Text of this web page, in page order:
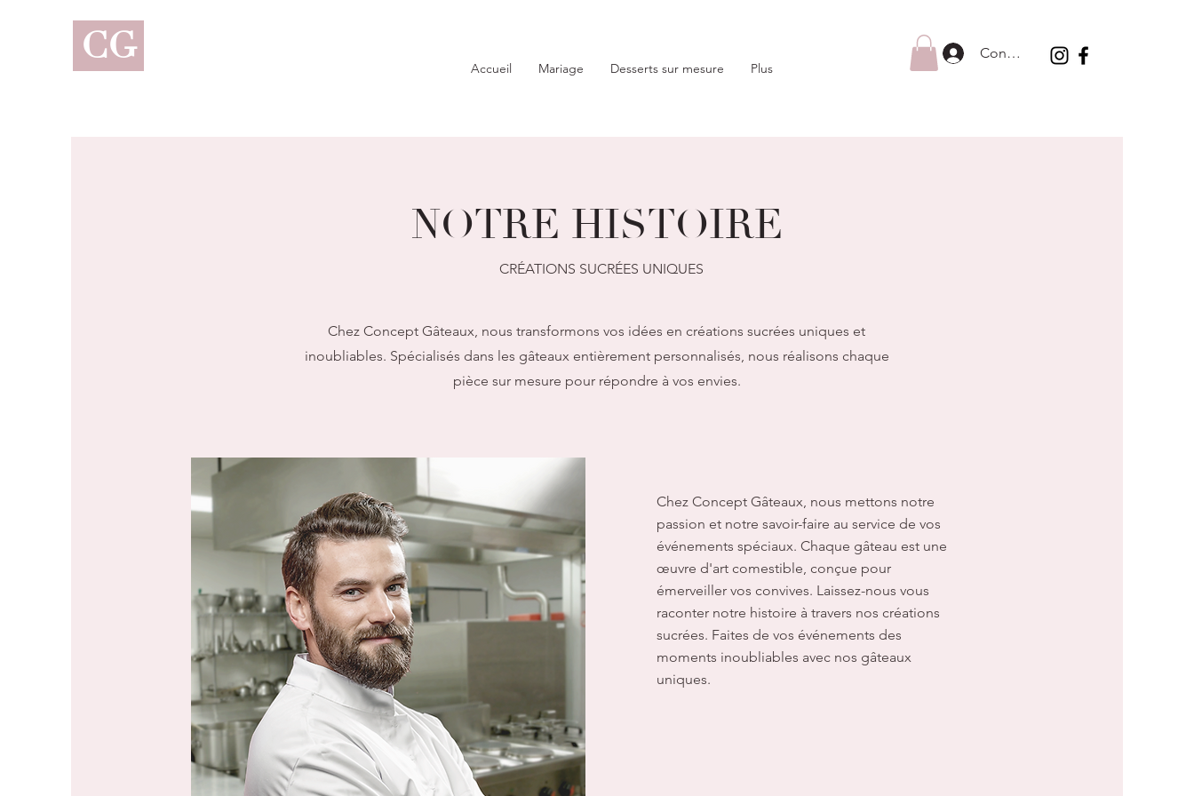
CG Accueil Mariage Desserts sur mesure Plus
Connexion
NOTRE HISTOIRE
CRÉATIONS SUCRÉES UNIQUES
Chez Concept Gâteaux, nous transformons vos idées en créations sucrées uniques et
inoubliables. Spécialisés dans les gâteaux entièrement personnalisés, nous réalisons chaque
pièce sur mesure pour répondre à vos envies.
Chez Concept Gâteaux, nous mettons notre
passion et notre savoir-faire au service de vos
événements spéciaux. Chaque gâteau est une
œuvre d'art comestible, conçue pour
émerveiller vos convives. Laissez-nous vous
raconter notre histoire à travers nos créations
sucrées. Faites de vos événements des
moments inoubliables avec nos gâteaux
uniques.